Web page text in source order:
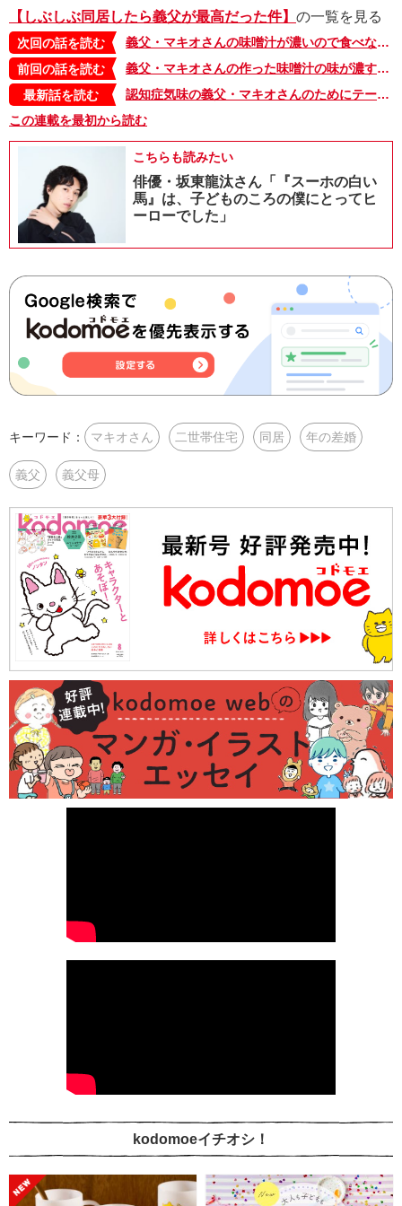
【しぶしぶ同居したら義父が最高だった件】 の一覧を見る
次回の話を読む
義父・マキオさんの味噌汁が濃いので食べない、という夫。それに対して、マキオさんは…【しぶしぶ同居したら義父が最高だった件・78】
前回の話を読む
義父・マキオさんの作った味噌汁の味が濃すぎる、という夫。私の作ったカレーや煮物にしょうゆをかけたことあるのに…【しぶしぶ同居したら義父が最高だった件・76】
最新話を読む
認知症気味の義父・マキオさんのためにテーブルに置いた味噌汁がいつの間にか…【しぶしぶ同居したら義父が最高だった件・103】
この連載を最初から読む
こちらも読みたい
俳優・坂東龍汰さん「『スーホの白い
馬』は、子どものころの僕にとってヒ
ーローでした」
キーワード： マキオさん 二世帯住宅 同居 年の差婚
義父 義父母
kodomoeイチオシ！